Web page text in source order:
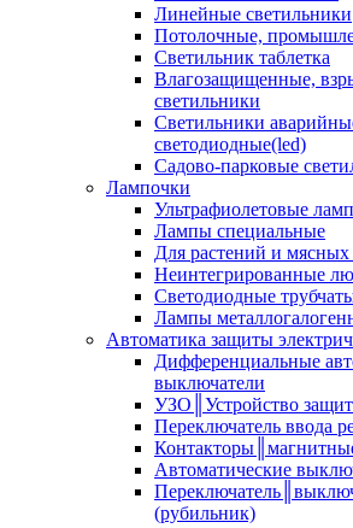
Линейные светильники
Потолочные,
Светильник таблетка
Влагозащищенные,
светильники
Светильники
светодиодные(led)
Садово-парковые
Лампочки
Ультрафиолетовые
Лампы специальные
Для растений и мясных
Неинтегрированные
Светодиодные
Лампы
Автоматика защиты
Дифференциальные
выключатели
УЗО║Устройство
Переключатель ввода
Автоматические
(рубильник)